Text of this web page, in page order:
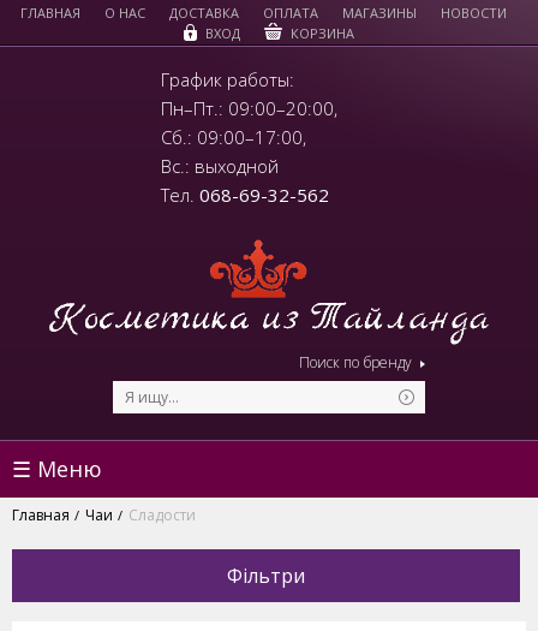
ГЛАВНАЯ О НАС ДОСТАВКА ОПЛАТА МАГАЗИНЫ
НОВОСТИ
ВХОД
КОРЗИНА
График работы:
Пн–Пт.: 09:00–20:00,
Сб.: 09:00–17:00,
Вс.: выходной
Тел. 068-69-32-562
Поиск по бренду
☰ Меню
Главная / Чаи / Сладости
Фільтри